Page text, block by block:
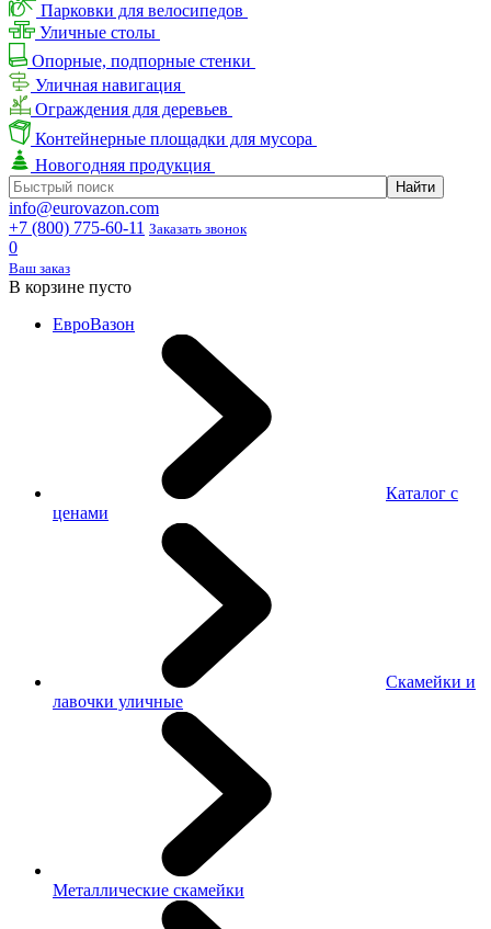
Парковки для велосипедов
Уличные столы
Опорные, подпорные стенки
Уличная навигация
Ограждения для деревьев
Контейнерные площадки для мусора
Новогодняя продукция
info@eurovazon.com
+7 (800) 775-60-11 Заказать звонок
0
Ваш заказ
В корзине пусто
ЕвроВазон
Каталог с
ценами
Скамейки и
лавочки уличные
Металлические скамейки